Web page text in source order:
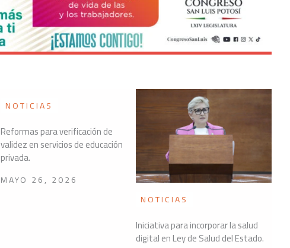
NOTICIAS
Reformas para verificación de
validez en servicios de educación
privada.
MAYO 26, 2026
NOTICIAS
Iniciativa para incorporar la salud
digital en Ley de Salud del Estado.